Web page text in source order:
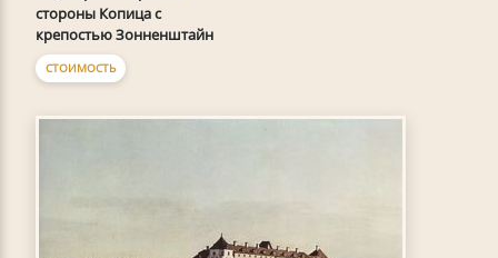
стороны Копица с
крепостью Зонненштайн
СТОИМОСТЬ